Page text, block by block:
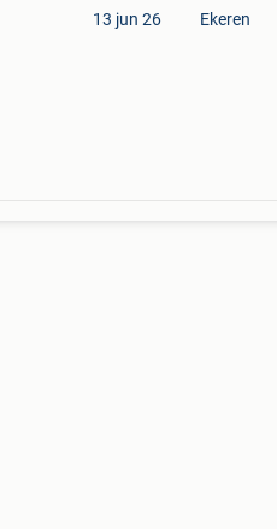
13 jun 26 Ekeren